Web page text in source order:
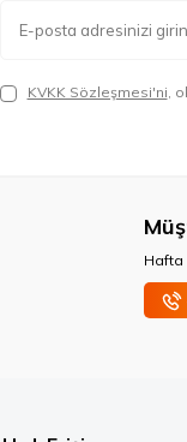
KVKK Sözleşmesi'ni,
Hafta